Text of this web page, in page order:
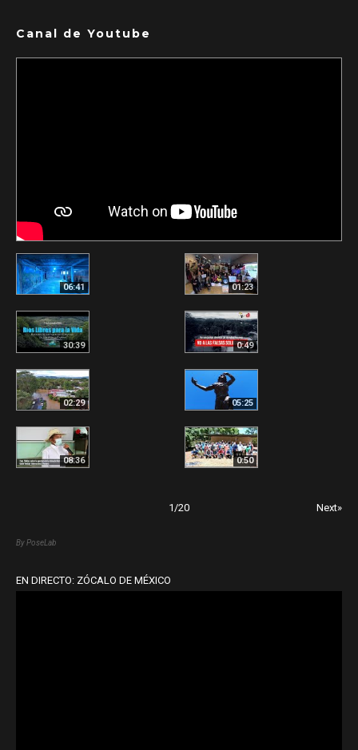
Canal de Youtube
06:41 01:23
30:39 0:49
02:29 05:25
08:36 0:50
1/20 Next»
By PoseLab
EN DIRECTO: ZÓCALO DE MÉXICO